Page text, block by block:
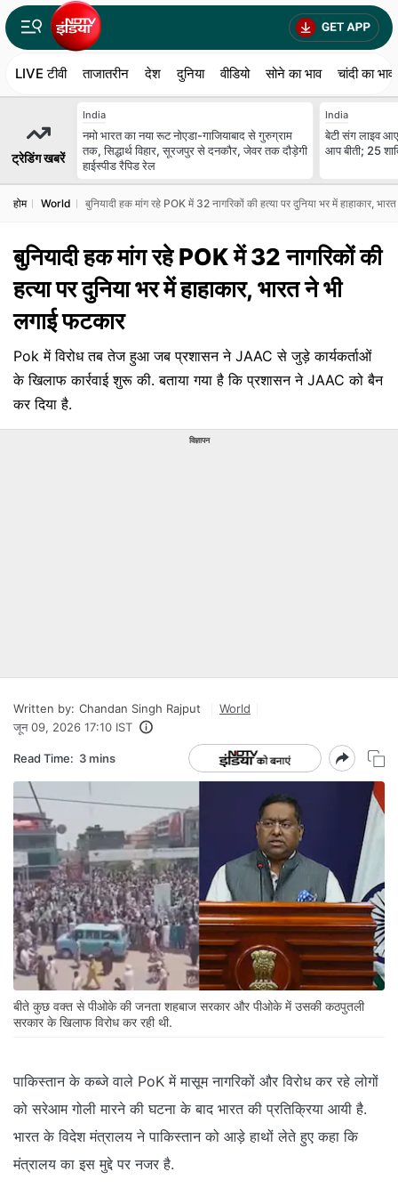
LIVE टीवी ताजातरीन देश दुनिया वीडियो सोने का भाव चांदी का भाव
ट्रेडिंग खबरें
India
नमो भारत का नया रूट नोएडा-गाजियाबाद से गुरुग्राम
तक, सिद्धार्थ विहार, सूरजपुर से दनकौर, जेवर तक दौड़ेगी
हाईस्पीड रैपिड रेल
India
बेटी संग लाइव आए
आप बीती; 25
होम World बुनियादी हक मांग रहे POK में 32 नागरिकों की हत्या पर दुनिया भर में हाहाकार,
बुनियादी हक मांग रहे POK में 32 नागरिकों की
हत्या पर दुनिया भर में हाहाकार, भारत ने भी
लगाई फटकार
Pok में विरोध तब तेज हुआ जब प्रशासन ने JAAC से जुड़े कार्यकर्ताओं
के खिलाफ कार्रवाई शुरू की. बताया गया है कि प्रशासन ने JAAC को बैन
कर दिया है.
विज्ञापन
Written by: Chandan Singh Rajput
World
जून 09, 2026 17:10 IST
Read Time: 3 mins
बीते कुछ वक्त से पीओके की जनता शहबाज सरकार और पीओके में उसकी कठपुतली
सरकार के खिलाफ विरोध कर रही थी.
पाकिस्तान के कब्जे वाले PoK में मासूम नागरिकों और विरोध कर रहे लोगों
को सरेआम गोली मारने की घटना के बाद भारत की प्रतिक्रिया आयी है.
भारत के विदेश मंत्रालय ने पाकिस्तान को आड़े हाथों लेते हुए कहा कि
मंत्रालय का इस मुद्दे पर नजर है.